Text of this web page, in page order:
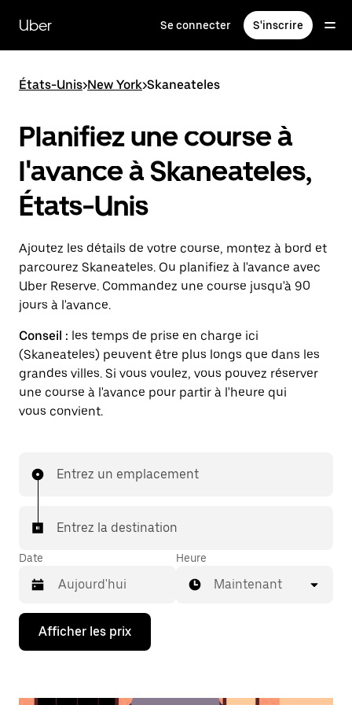
contenu
principal
Uber Se connecter S'inscrire
États-Unis>New York>Skaneateles
Planifiez une course à
l'avance à Skaneateles,
États-Unis
Ajoutez les détails de votre course, montez à bord et
parcourez Skaneateles. Ou planifiez à l'avance avec
Uber Reserve. Commandez une course jusqu'à 90
jours à l'avance.
Conseil : les temps de prise en charge ici
(Skaneateles) peuvent être plus longs que dans les
grandes villes. Si vous voulez, vous pouvez réserver
une course à l'avance pour partir à l'heure qui
vous convient.
Entrez un emplacement
Entrez la destination
Date
Appuyez
la
Heure
Maintenant
Afficher les prix